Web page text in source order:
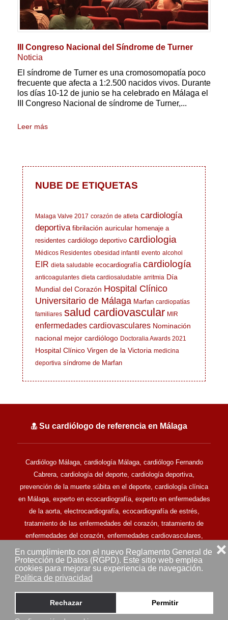
En cumplimiento con el nuevo Reglamento General de
Protección de Datos (RGPD). Este sitio web emplea
cookies para mejorar su experiencia de navegación.
Política de privacidad
Rechazar Permitir
❌
III Congreso Nacional del Síndrome de Turner
Noticia
El síndrome de Turner es una cromosomopatía poco
frecuente que afecta a 1:2.500 nacidos vivos. Durante
los días 10-12 de junio se ha celebrado en Málaga el
III Congreso Nacional de síndrome de Turner,...
Leer más
NUBE DE ETIQUETAS
Malaga Valve 2017 corazón de atleta cardiología
deportiva fibrilación auricular homenaje a
residentes cardiólogo deportivo cardiologia
Médicos Residentes obesidad infantil evento alcohol
EIR dieta saludable ecocardiografía cardiología
anticoagulantes dieta cardiosaludable arritmia Día
Mundial del Corazón Hospital Clínico
Universitario de Málaga Marfan cardiopatías
familiares salud cardiovascular MIR
enfermedades cardiovasculares Nominación
nacional mejor cardiólogo Doctoralia Awards 2021
Hospital Clínico Virgen de la Victoria medicina
deportiva síndrome de Marfan
Su cardiólogo de referencia en Málaga
Cardiólogo Málaga, cardiología Málaga, cardiólogo Fernando
Cabrera, cardiología del deporte, cardiología deportiva,
prevención de la muerte súbita en el deporte, cardiología clínica
en Málaga, experto en ecocardiografía, experto en enfermedades
de la aorta, electrocardiografía, ecocardiografía de estrés,
tratamiento de las enfermedades del corazón, tratamiento de
enfermedades del corazón, enfermedades cardiovasculares,
clínica cardiovascular en Málaga.
Todos los derechos reservados © Doctor Fernando Cabrera -
Cardiólogo en Málaga (2013-2025) - MALAGA (ESPAÑA)